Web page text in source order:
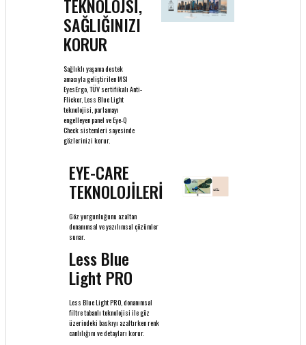
TEKNOLOJSİ,
SAĞLIĞINIZI
KORUR
Sağlıklı yaşama destek
amacıyla geliştirilen MSI
EyesErgo, TÜV sertifikalı Anti-
Flicker, Less Blue Light
teknolojisi, parlamayı
engelleyen panel ve Eye-Q
Check sistemleri sayesinde
gözlerinizi korur.
EYE-CARE
TEKNOLOJİLERİ
Göz yorgunluğunu azaltan
donanımsal ve yazılımsal çözümler
sunar.
Less Blue
Light PRO
Less Blue Light PRO, donanımsal
filtre tabanlı teknolojisi ile göz
üzerindeki baskıyı azaltırken renk
canlılığını ve detayları korur.